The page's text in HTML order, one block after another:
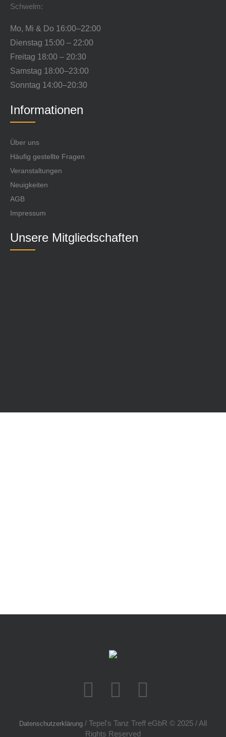
Schwelm:
Mo, Mi & Do 16:00–22:00
Dienstag 15:00 – 22:00
Freitag 18:00 – 20:30
Samstag 18:00–23:00
Sonntag 14:00–20:30
Informationen
Über uns
Häufig gestellte Fragen
Veranstaltungen
Neuigkeiten
AGB
Impressum
Unsere Mitgliedschaften
Datenschutzerklärung / Tepel's Tanz Treff eGbR © 2025 / All
Rights Reserved